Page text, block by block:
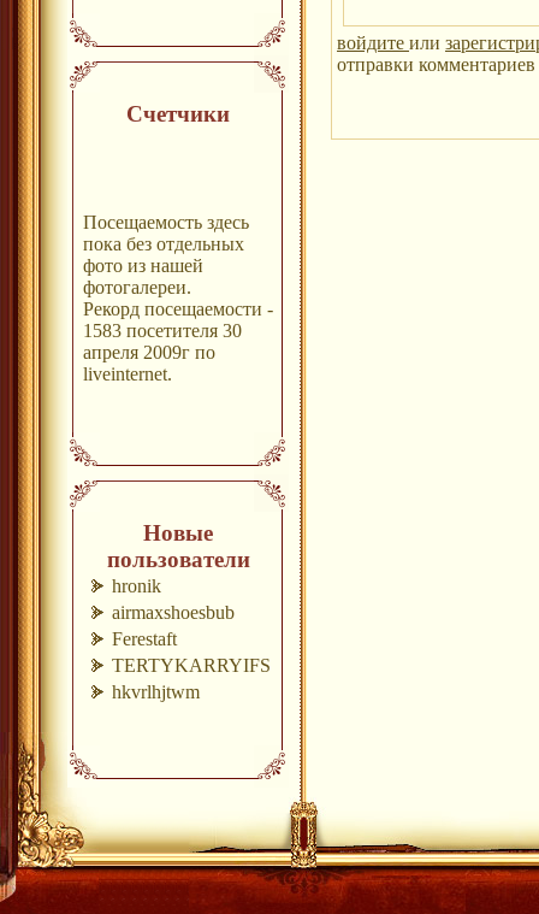
Счетчики
Посещаемость здесь
пока без отдельных
фото из нашей
фотогалереи.
Рекорд посещаемости -
1583 посетителя 30
апреля 2009г по
liveinternet.
Новые
пользователи
hronik
airmaxshoesbub
Ferestaft
TERTYKARRYIFS
hkvrlhjtwm
войдите или
отправки